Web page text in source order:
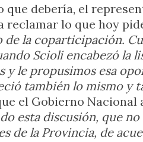
debería, el
reclamar lo que hoy
la coparticipación.
Scioli encabezó la
y le propusimos esa
también lo mismo y
el Gobierno
esta discusión, que
la Provincia, de